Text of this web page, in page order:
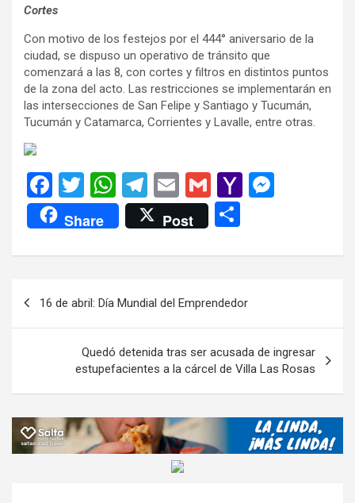
Cortes
Con motivo de los festejos por el 444° aniversario de la
ciudad, se dispuso un operativo de tránsito que
comenzará a las 8, con cortes y filtros en distintos puntos
de la zona del acto. Las restricciones se implementarán en
las intersecciones de San Felipe y Santiago y Tucumán,
Tucumán y Catamarca, Corrientes y Lavalle, entre otras.
F
a
ce
b
o
k
T
wi
tt
er
W
h
at
s
p
p
T
el
e
gr
m
E
m
ail
G
m
ail
Y
o
M
ail
n
Share Post
m
ar
tir
entradas
16 de abril: Día Mundial del Emprendedor
Quedó detenida tras ser acusada de ingresar
estupefacientes a la cárcel de Villa Las Rosas